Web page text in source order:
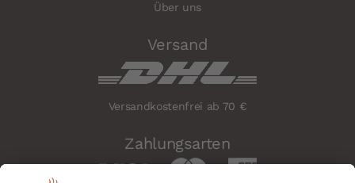
Über uns
Versand
Versandkostenfrei ab 70 €
Zahlungsarten